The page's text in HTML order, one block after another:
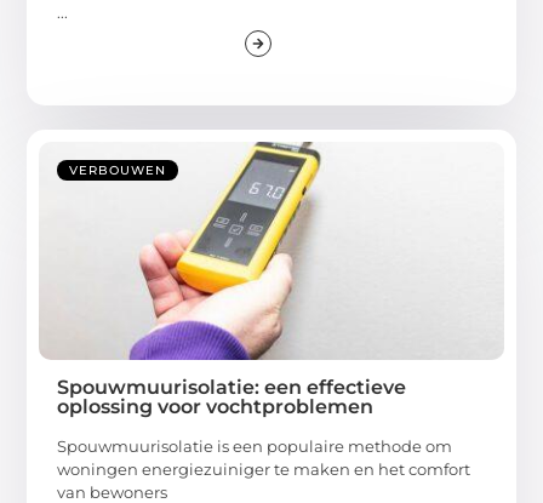
...
VERBOUWEN
Spouwmuurisolatie: een effectieve
oplossing voor vochtproblemen
Spouwmuurisolatie is een populaire methode om
woningen energiezuiniger te maken en het comfort
van bewoners